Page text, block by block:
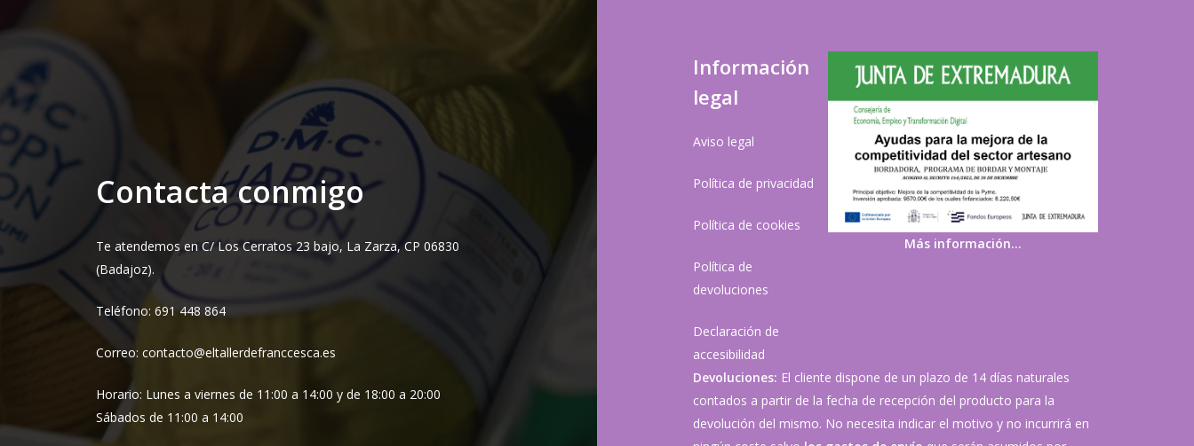
Contacta conmigo
Te atendemos en C/ Los Cerratos 23 bajo, La Zarza, CP 06830
(Badajoz).
Teléfono: 691 448 864
Correo: contacto@eltallerdefranccesca.es
Horario: Lunes a viernes de 11:00 a 14:00 y de 18:00 a 20:00
Sábados de 11:00 a 14:00
Información
legal
Aviso legal
Política de privacidad
Política de cookies
Política de
devoluciones
Declaración de
accesibilidad
Más información…
Devoluciones: El cliente dispone de un plazo de 14 días naturales
contados a partir de la fecha de recepción del producto para la
devolución del mismo. No necesita indicar el motivo y no incurrirá en